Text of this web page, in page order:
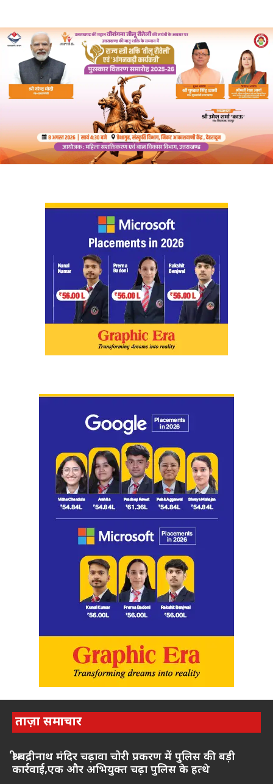
ताज़ा समाचार
श्री बद्रीनाथ मंदिर चढ़ावा चोरी प्रकरण में पुलिस की बड़ी
कार्रवाई,एक और अभियुक्त चढ़ा पुलिस के हत्थे